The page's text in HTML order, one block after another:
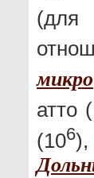
(для
микро
атто
(106